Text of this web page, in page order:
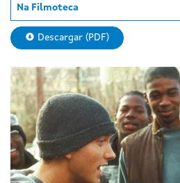
Na Filmoteca
Descargar (PDF)